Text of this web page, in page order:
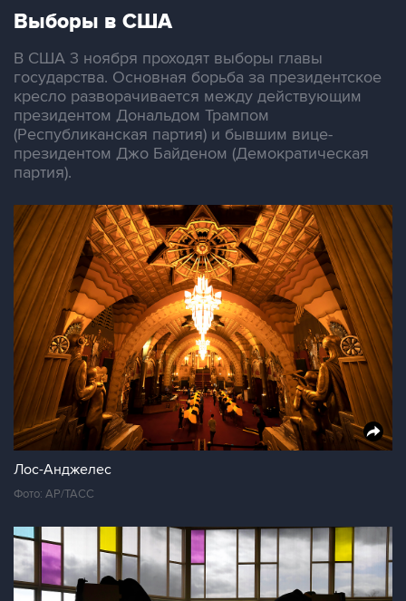
Выборы в США
В США 3 ноября проходят выборы главы
государства. Основная борьба за президентское
кресло разворачивается между действующим
президентом Дональдом Трампом
(Республиканская партия) и бывшим вице-
президентом Джо Байденом (Демократическая
партия).
Лос-Анджелес
Фото: AP/ТАСС